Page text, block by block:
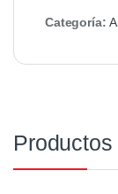
Categoría: